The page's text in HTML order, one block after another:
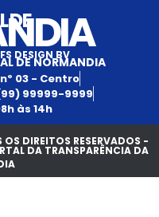
DE
DESIGN BV
DE NORMANDIA
03 - Centro
99999-9999
às 14h
DIREITOS RESERVADOS -
DA TRANSPARÊNCIA DA